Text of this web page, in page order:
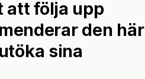
att följa upp
den här
sina